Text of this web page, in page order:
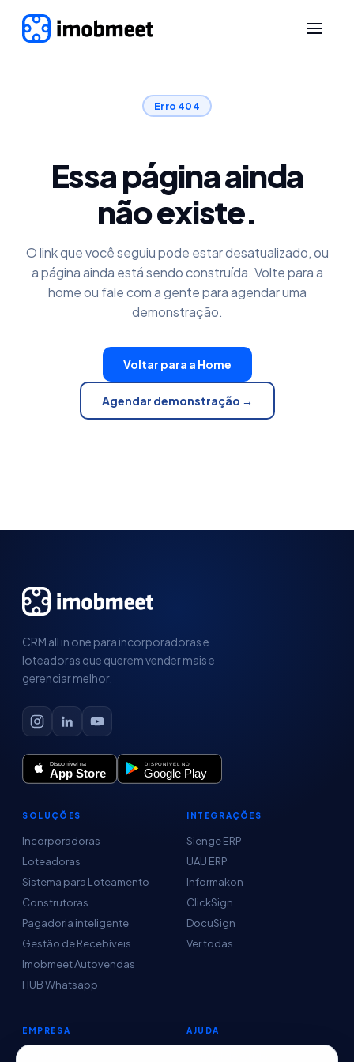
Erro 404
Essa página ainda
não existe.
O link que você seguiu pode estar desatualizado, ou
a página ainda está sendo construída. Volte para a
home ou fale com a gente para agendar uma
demonstração.
Voltar para a Home
Agendar demonstração →
CRM all in one para incorporadoras e
loteadoras que querem vender mais e
gerenciar melhor.
SOLUÇÕES
Incorporadoras
Loteadoras
Sistema para Loteamento
Construtoras
Pagadoria inteligente
Gestão de Recebíveis
Imobmeet Autovendas
HUB Whatsapp
INTEGRAÇÕES
Sienge ERP
UAU ERP
Informakon
ClickSign
DocuSign
Ver todas
EMPRESA AJUDA